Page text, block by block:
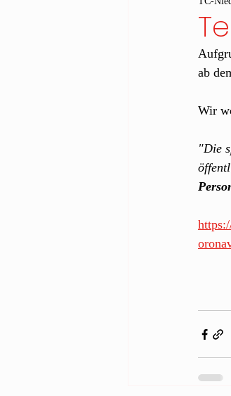
ab
Wir
"Die